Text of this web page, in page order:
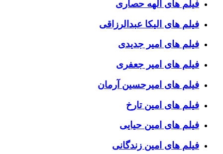
فیلم های الهه حصاری
فیلم های الیکا عبدالرزاقی
فیلم های امیر جدیدی
فیلم های امیر جعفری
فیلم های امیرحسین آرمان
فیلم های امین تارخ
فیلم های امین حیایی
فیلم های امین زندگانی